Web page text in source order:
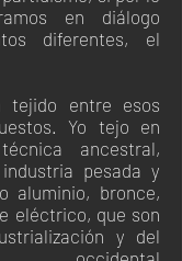
en diálogo
diferentes, el
tejido entre esos
Yo tejo en
ancestral,
pesada y
aluminio, bronce,
eléctrico, que son
y del